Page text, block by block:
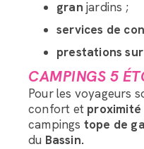
gran jardins ;
services de
prestations
CAMPINGS 5
Pour les voyageurs
confort et
campings tope de
du Bassin.